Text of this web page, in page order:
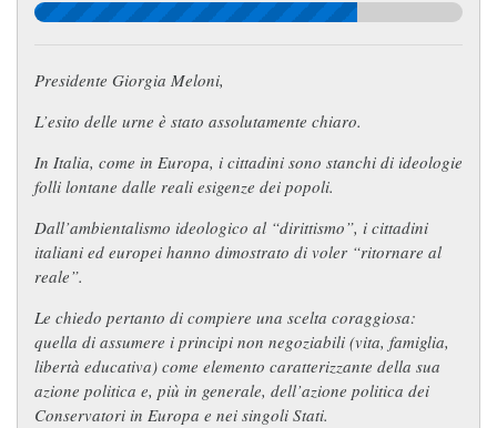
Presidente Giorgia Meloni,
L’esito delle urne è stato assolutamente chiaro.
In Italia, come in Europa, i cittadini sono stanchi di ideologie
folli lontane dalle reali esigenze dei popoli.
Dall’ambientalismo ideologico al “dirittismo”, i cittadini
italiani ed europei hanno dimostrato di voler “ritornare al
reale”.
Le chiedo pertanto di compiere una scelta coraggiosa:
quella di assumere i principi non negoziabili (vita, famiglia,
libertà educativa) come elemento caratterizzante della sua
azione politica e, più in generale, dell’azione politica dei
Conservatori in Europa e nei singoli Stati.